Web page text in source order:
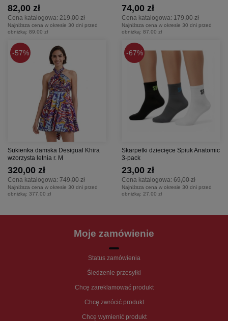
Cena katalogowa: 219,00 zł
82,00 zł
Najniższa cena w okresie 30 dni przed
obniżką: 89,00 zł
Cena katalogowa: 179,00 zł
74,00 zł
Najniższa cena w okresie 30 dni przed
obniżką: 87,00 zł
57%
Sukienka damska Desigual Khira
wzorzysta letnia r. M
Cena katalogowa: 749,00 zł
320,00 zł
Najniższa cena w okresie 30 dni przed
obniżką: 377,00 zł
67%
Skarpetki dziecięce Spiuk Anatomic
3-pack
Cena katalogowa: 69,00 zł
23,00 zł
Najniższa cena w okresie 30 dni przed
obniżką: 27,00 zł
Moje zamówienie
Status zamówienia
Śledzenie przesyłki
Chcę zareklamować produkt
Chcę zwrócić produkt
Chcę wymienić produkt